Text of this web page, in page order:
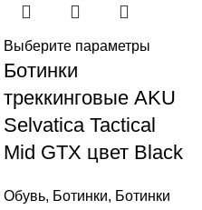
Выберите параметры
Ботинки
треккинговые AKU
Selvatica Tactical
Mid GTX цвет Black
Обувь, Ботинки, Ботинки